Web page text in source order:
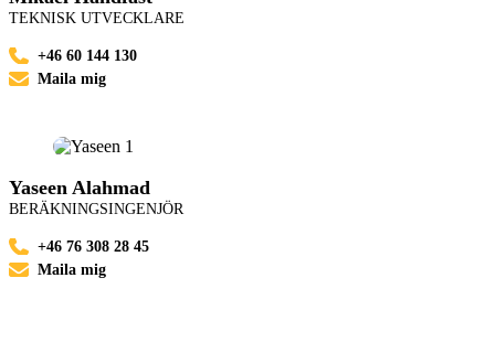
TEKNISK UTVECKLARE
+46 60 144 130
Maila mig
Yaseen Alahmad
BERÄKNINGSINGENJÖR
+46 76 308 28 45
Maila mig